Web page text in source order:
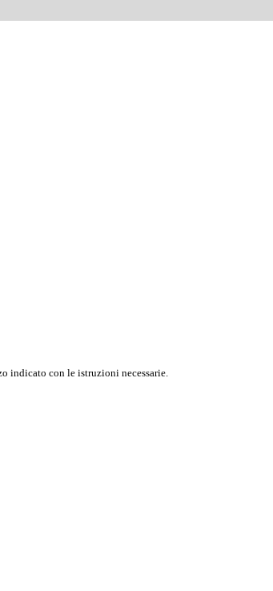
indicato con le istruzioni necessarie.